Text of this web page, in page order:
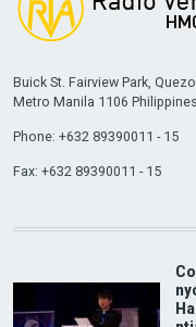
Buick St. Fairview Park,
Metro Manila 1106 Philippines
Phone: +632 89390011 - 15
Fax: +632 89390011 - 15